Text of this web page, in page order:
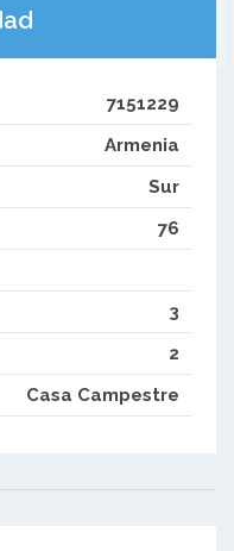
7151229
Armenia
Sur
76
3
2
Casa Campestre